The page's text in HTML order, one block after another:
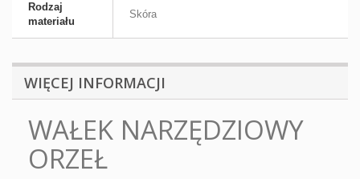
Rodzaj
materiału
Skóra
WIĘCEJ INFORMACJI
WAŁEK NARZĘDZIOWY
ORZEŁ